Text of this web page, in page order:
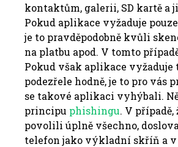
kontaktům, galerii, SD kartě a
Pokud aplikace vyžaduje
je to pravděpodobně kvůli
na platbu apod. V tomto
Pokud však aplikace vyžaduje
podezřele hodně, je to pro vás
se takové aplikaci vyhýbali.
principu phishingu. V případě,
povolili úplně všechno,
telefon jako výkladní skříň a